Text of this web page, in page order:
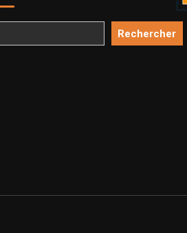
Rechercher